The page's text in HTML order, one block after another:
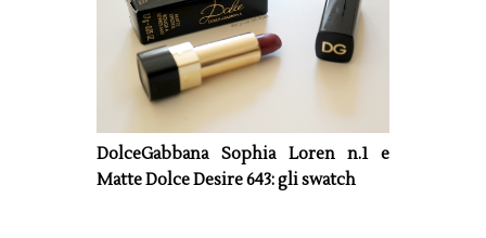
DolceGabbana Sophia Loren n.1 e
Matte Dolce Desire 643: gli swatch